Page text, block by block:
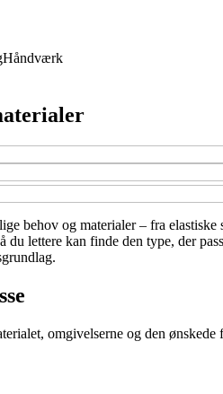
Håndværk
behov og materialer – fra
du lettere kan finde den type, der
omgivelserne og den